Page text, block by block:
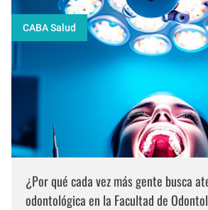
CABA Salud
¿Por qué cada vez más gente busca
odontológica en la Facultad de